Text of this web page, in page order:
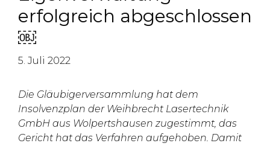
erfolgreich abgeschlossen
￼
5. Juli 2022
Die Gläubigerversammlung hat dem
Insolvenzplan der Weihbrecht Lasertechnik
GmbH aus Wolpertshausen zugestimmt, das
Gericht hat das Verfahren aufgehoben. Damit